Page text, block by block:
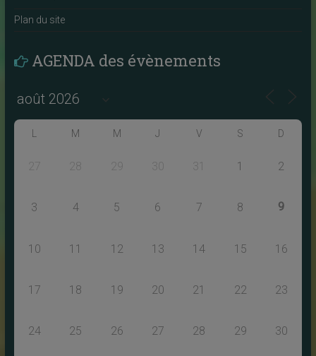
Plan du site
AGENDA des évènements
M M J V S D
27 28 29 30 31 1 2
3 4 5 6 7 8 9
10 11 12 13 14 15 16
17 18 19 20 21 22 23
24 25 26 27 28 29 30